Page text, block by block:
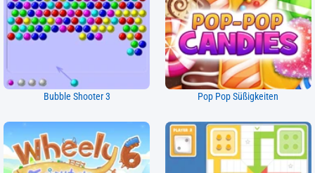
Bubble Shooter 3 Pop Pop Süßigkeiten